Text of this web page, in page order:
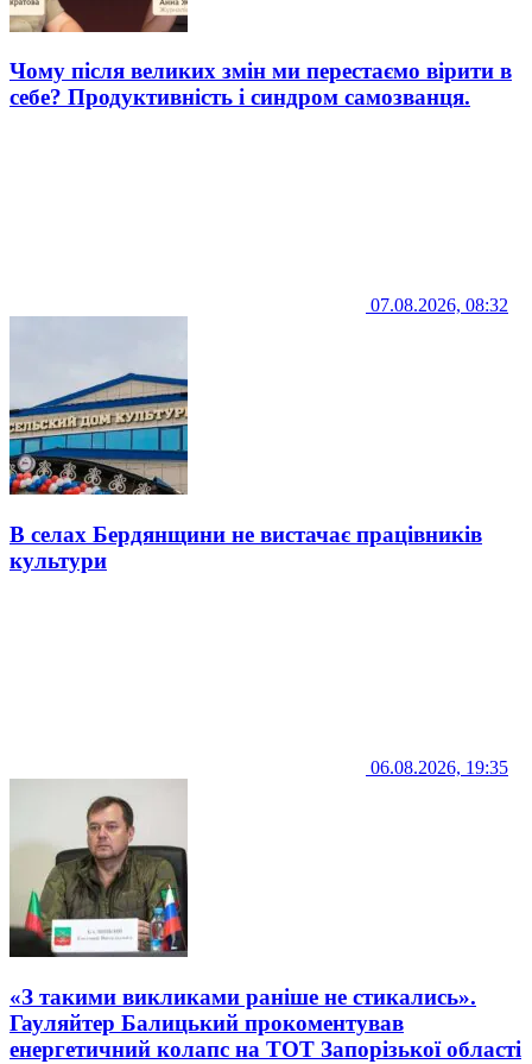
Чому після великих змін ми перестаємо вірити в
себе? Продуктивність і синдром самозванця.
07.08.2026, 08:32
В селах Бердянщини не вистачає працівників
культури
06.08.2026, 19:35
«З такими викликами раніше не стикались».
Гауляйтер Балицький прокоментував
енергетичний колапс на ТОТ Запорізької області